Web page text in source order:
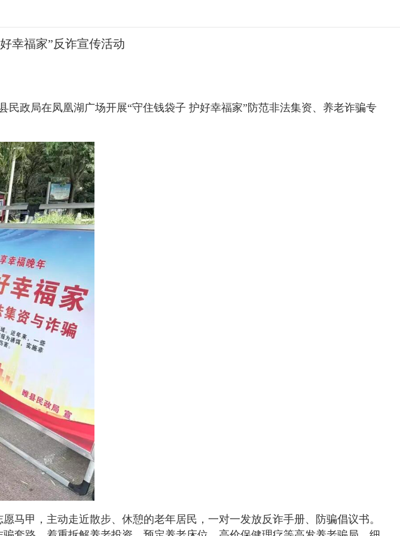
幸福家”反诈宣传活动
政局在凤凰湖广场开展“守住钱袋子 护好幸福家”防范非法集资、养老诈骗专
马甲，主动走近散步、休憩的老年居民，一对一发放反诈手册、防骗倡议书。